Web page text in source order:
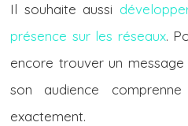
Il souhaite aussi
présence sur les réseaux.
encore trouver un
son audience
exactement.